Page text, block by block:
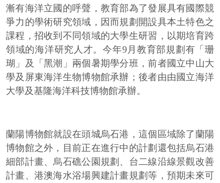
漸有海洋立國的呼聲，教育部為了發展具有國際競
爭力的學術研究領域，因而規劃開設具本土特色之
課程，招收到不同領域的大學生研習，以期培育跨
領域的海洋研究人才。今年9月教育部規劃有「珊
瑚」及「黑潮」兩個暑期學分班，前者國立中山大
學及屏東海洋生物博物館承辦；後者由由國立海洋
大學及基隆海洋科技博物館承辦。
蘭陽博物館就設在頭城烏石港，這個區域除了蘭陽
博物館之外，目前正在進行中的計劃還包括烏石港
細部計畫、烏石礁公園規劃、台二線沿線景觀改善
計畫、港澳海水浴場興建計畫規劃等，預期未來可